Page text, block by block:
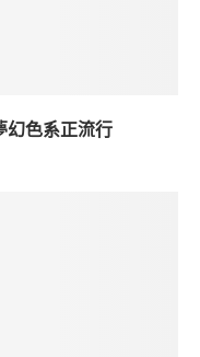
幻色系正流行